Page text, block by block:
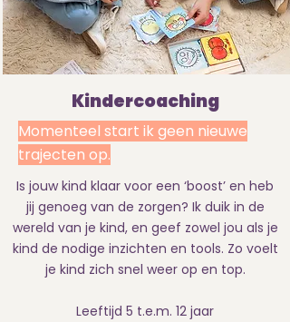
Kindercoaching
Momenteel start ik geen nieuwe
trajecten op.
Is jouw kind klaar voor een ‘boost’ en heb
jij genoeg van de zorgen? Ik duik in de
wereld van je kind, en geef zowel jou als je
kind de nodige inzichten en tools. Zo voelt
je kind zich snel weer op en top.
Leeftijd 5 t.e.m. 12 jaar